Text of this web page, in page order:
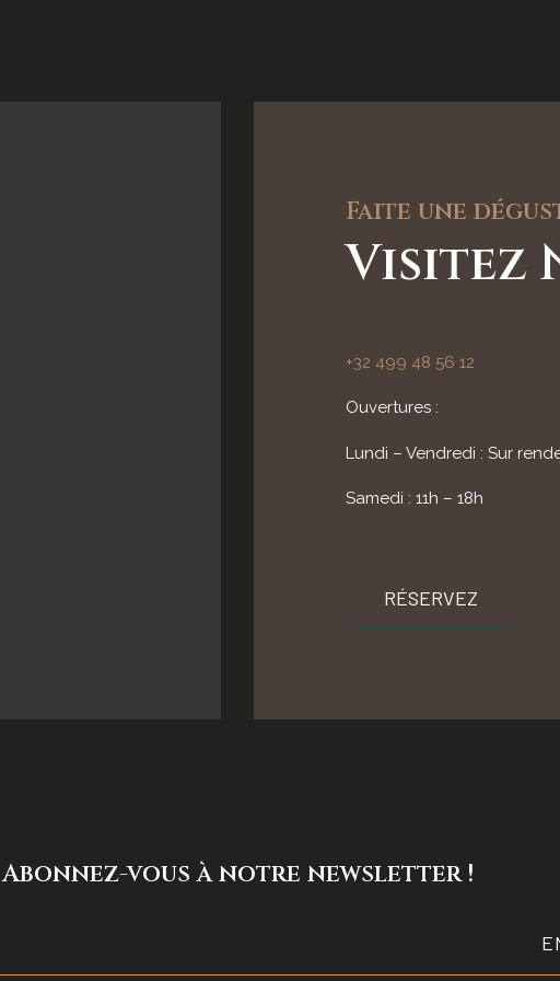
Faite une
Visitez
+32 499 48 56 12
Ouvertures :
Lundi – Vendredi : Sur
Samedi : 11h – 18h
RÉSERVEZ
Abonnez-vous à notre newsletter !